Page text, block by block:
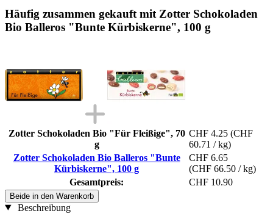
Häufig zusammen gekauft mit Zotter Schokoladen
Bio Balleros "Bunte Kürbiskerne", 100 g
Zotter Schokoladen Bio "Für Fleißige", 70
g
CHF 4.25 (CHF
60.71 / kg)
Zotter Schokoladen Bio Balleros "Bunte
Kürbiskerne", 100 g
CHF 6.65
(CHF 66.50 / kg)
Gesamtpreis:
CHF 10.90
Beide in den Warenkorb
Beschreibung